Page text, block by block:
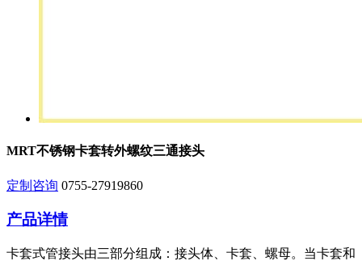
MRT不锈钢卡套转外螺纹三通接头
定制咨询 0755-27919860
产品详情
卡套式管接头由三部分组成：接头体、卡套、螺母。当卡套和